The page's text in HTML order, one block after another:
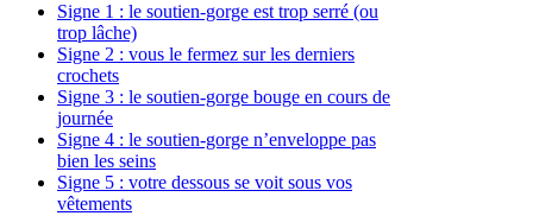
Signe 1 : le soutien-gorge est trop serré (ou
trop lâche)
Signe 2 : vous le fermez sur les derniers
crochets
Signe 3 : le soutien-gorge bouge en cours de
journée
Signe 4 : le soutien-gorge n’enveloppe pas
bien les seins
Signe 5 : votre dessous se voit sous vos
vêtements